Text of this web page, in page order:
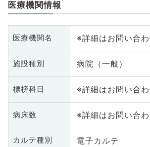
医療機関情報
医療機関名 ※詳細はお問い合
施設種別 病院（一般）
標榜科目 ※詳細はお問い合
病床数 ※詳細はお問い合
カルテ種別 電子カルテ